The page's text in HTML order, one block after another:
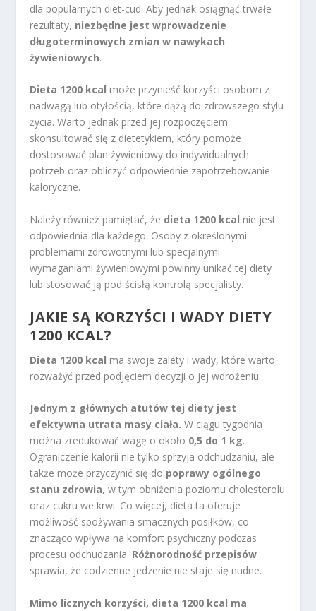
dla popularnych diet-cud. Aby jednak osiągnąć trwałe
rezultaty, niezbędne jest wprowadzenie
długoterminowych zmian w nawykach
żywieniowych.
Dieta 1200 kcal może przynieść korzyści osobom z
nadwagą lub otyłością, które dążą do zdrowszego stylu
życia. Warto jednak przed jej rozpoczęciem
skonsultować się z dietetykiem, który pomoże
dostosować plan żywieniowy do indywidualnych
potrzeb oraz obliczyć odpowiednie zapotrzebowanie
kaloryczne.
Należy również pamiętać, że dieta 1200 kcal nie jest
odpowiednia dla każdego. Osoby z określonymi
problemami zdrowotnymi lub specjalnymi
wymaganiami żywieniowymi powinny unikać tej diety
lub stosować ją pod ścisłą kontrolą specjalisty.
JAKIE SĄ KORZYŚCI I WADY DIETY
1200 KCAL?
Dieta 1200 kcal ma swoje zalety i wady, które warto
rozważyć przed podjęciem decyzji o jej wdrożeniu.
Jednym z głównych atutów tej diety jest
efektywna utrata masy ciała. W ciągu tygodnia
można zredukować wagę o około 0,5 do 1 kg.
Ograniczenie kalorii nie tylko sprzyja odchudzaniu, ale
także może przyczynić się do poprawy ogólnego
stanu zdrowia, w tym obniżenia poziomu cholesterolu
oraz cukru we krwi. Co więcej, dieta ta oferuje
możliwość spożywania smacznych posiłków, co
znacząco wpływa na komfort psychiczny podczas
procesu odchudzania. Różnorodność przepisów
sprawia, że codzienne jedzenie nie staje się nudne.
Mimo licznych korzyści, dieta 1200 kcal ma